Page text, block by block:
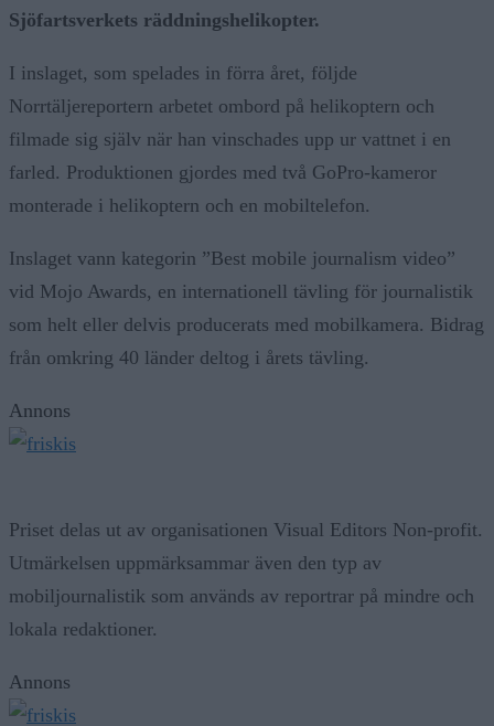
Sjöfartsverkets räddningshelikopter.
I inslaget, som spelades in förra året, följde
Norrtäljereportern arbetet ombord på helikoptern och
filmade sig själv när han vinschades upp ur vattnet i en
farled. Produktionen gjordes med två GoPro-kameror
monterade i helikoptern och en mobiltelefon.
Inslaget vann kategorin ”Best mobile journalism video”
vid Mojo Awards, en internationell tävling för journalistik
som helt eller delvis producerats med mobilkamera. Bidrag
från omkring 40 länder deltog i årets tävling.
Annons
Priset delas ut av organisationen Visual Editors Non-profit.
Utmärkelsen uppmärksammar även den typ av
mobiljournalistik som används av reportrar på mindre och
lokala redaktioner.
Annons